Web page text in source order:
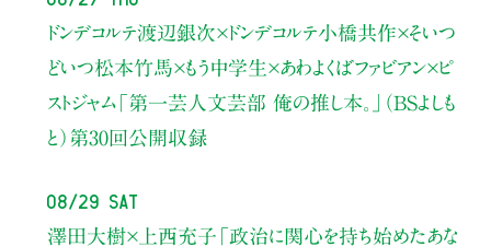
ドンデコルテ渡辺銀次×ドンデコルテ小橋共作×そいつ
どいつ松本竹馬×もう中学生×あわよくばファビアン×ピ
ストジャム「第一芸人文芸部 俺の推し本。」（BSよしも
と） 第30回公開収録
08/29 Sat
澤田大樹×上西充子 「政治に関心を持ち始めたあな